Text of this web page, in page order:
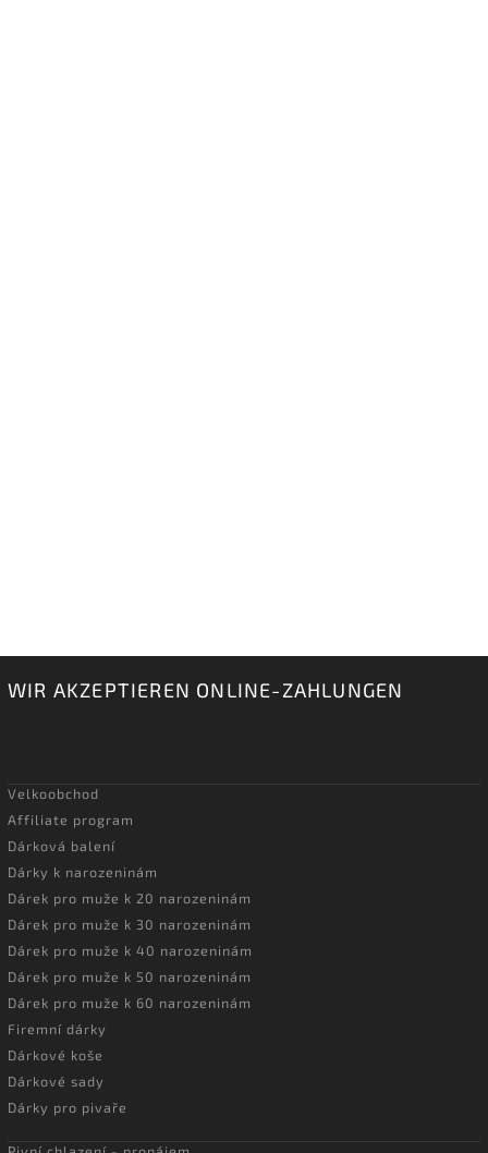
WIR AKZEPTIEREN ONLINE-ZAHLUNGEN
Velkoobchod
Affiliate program
Dárková balení
Dárky k narozeninám
Dárek pro muže k 20 narozeninám
Dárek pro muže k 30 narozeninám
Dárek pro muže k 40 narozeninám
Dárek pro muže k 50 narozeninám
Dárek pro muže k 60 narozeninám
Firemní dárky
Dárkové koše
Dárkové sady
Dárky pro pivaře